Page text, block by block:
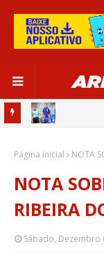
SALVADOR
Página inicial NOTA
NOTA
RIBEIRA
Sábado, Dezembro